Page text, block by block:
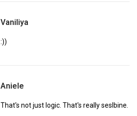
Vaniliya
:))
Aniele
That's not just logic. That's really seslbine.